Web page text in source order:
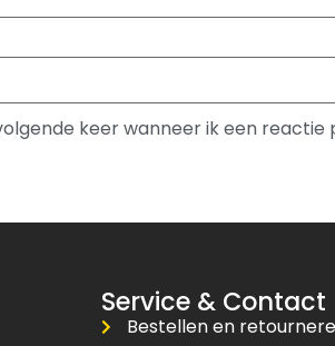
keer wanneer ik een reactie
Service & Contact
Bestellen en